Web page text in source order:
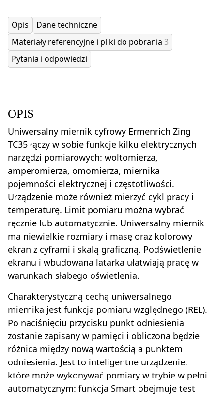
Opis
Dane techniczne
Materiały referencyjne i pliki do pobrania 3
Pytania i odpowiedzi
OPIS
Uniwersalny miernik cyfrowy Ermenrich Zing
TC35 łączy w sobie funkcje kilku elektrycznych
narzędzi pomiarowych: woltomierza,
amperomierza, omomierza, miernika
pojemności elektrycznej i częstotliwości.
Urządzenie może również mierzyć cykl pracy i
temperaturę. Limit pomiaru można wybrać
ręcznie lub automatycznie. Uniwersalny miernik
ma niewielkie rozmiary i masę oraz kolorowy
ekran z cyframi i skalą graficzną. Podświetlenie
ekranu i wbudowana latarka ułatwiają pracę w
warunkach słabego oświetlenia.
Charakterystyczną cechą uniwersalnego
miernika jest funkcja pomiaru względnego (REL).
Po naciśnięciu przycisku punkt odniesienia
zostanie zapisany w pamięci i obliczona będzie
różnica między nową wartością a punktem
odniesienia. Jest to inteligentne urządzenie,
które może wykonywać pomiary w trybie w pełni
automatycznym: funkcja Smart obejmuje test